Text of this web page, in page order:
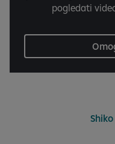
pogledati